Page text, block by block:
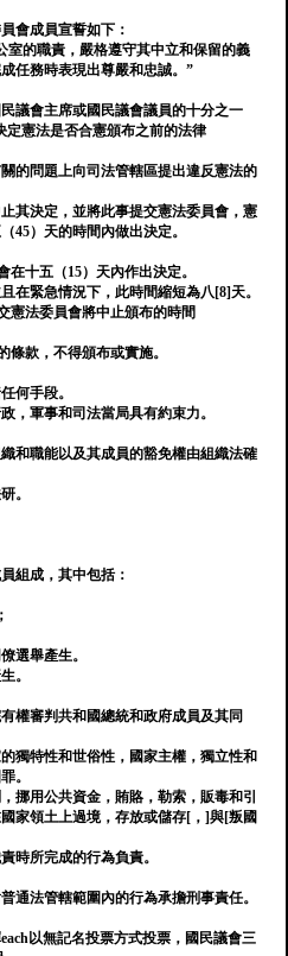
會成員宣誓如下：
室的職責，嚴格遵守其中立和保留的義
任務時表現出尊嚴和忠誠。”
議會主席或國民議會議員的十分之一
定憲法是否合憲頒布之前的法律
的問題上向司法管轄區提出違反憲法的
其決定，並將此事提交憲法委員會，憲
45）天的時間內做出決定。
十五（15）天內作出決定。
在緊急情況下，此時間縮短為八[8]天。
憲法委員會將中止頒布的時間
條款，不得頒布或實施。
何手段。
，軍事和司法當局具有約束力。
和職能以及其成員的豁免權由組織法確
。
組成，其中包括：
選舉產生。
。
權審判共和國總統和政府成員及其同
獨特性和世俗性，國家主權，獨立性和
。
挪用公共資金，賄賂，勒索，販毒和引
家領土上過境，存放或儲存[，]與[叛國
時所完成的行為負責。
通法管轄範圍內的行為承擔刑事責任。
以無記名投票方式投票，國民議會三